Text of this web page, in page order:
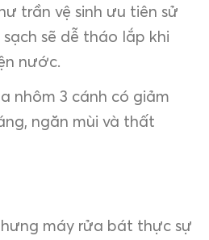
trần vệ sinh ưu tiên sử
sẽ dễ tháo lắp khi
nước.
nhôm 3 cánh có giảm
ngăn mùi và thất
máy rửa bát thực sự